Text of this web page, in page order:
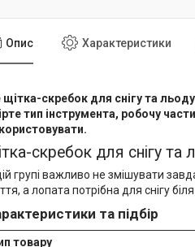
Опис Характеристики
щітка-скребок для снігу та
тип інструмента, робочу
скребок для снігу та
групі важливо не змішувати
а лопата потрібна для снігу
та підбір
товару